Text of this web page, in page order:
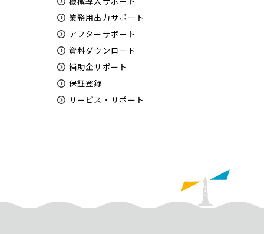
業務用出力サポート
アフターサポート
資料ダウンロード
補助金サポート
保証登録
サービス・サポート